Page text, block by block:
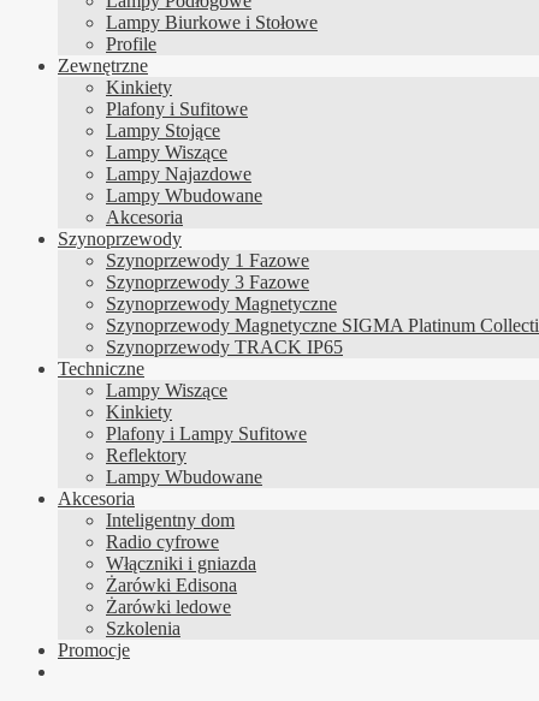
Lampy Biurkowe i Stołowe
Profile
Zewnętrzne
Kinkiety
Plafony i Sufitowe
Lampy Stojące
Lampy Wiszące
Lampy Najazdowe
Lampy Wbudowane
Akcesoria
Szynoprzewody
Szynoprzewody 1 Fazowe
Szynoprzewody 3 Fazowe
Szynoprzewody Magnetyczne
Szynoprzewody Magnetyczne SIGMA Platinum
Szynoprzewody TRACK IP65
Techniczne
Lampy Wiszące
Kinkiety
Plafony i Lampy Sufitowe
Reflektory
Lampy Wbudowane
Akcesoria
Inteligentny dom
Radio cyfrowe
Włączniki i gniazda
Żarówki Edisona
Żarówki ledowe
Szkolenia
Promocje